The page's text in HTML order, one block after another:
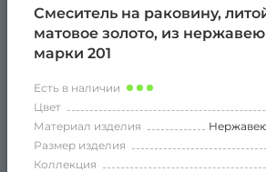
Смеситель на раковину,
матовое золото, из
марки 201
Есть в наличии
Цвет
Материал изделия
Размер изделия
Коллекция